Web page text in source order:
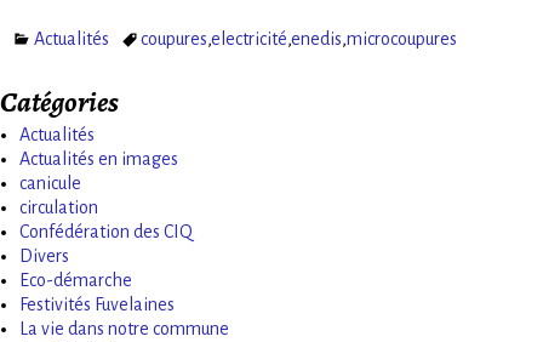
Actualités coupures,electricité,enedis,microcoupures
Catégories
Actualités
Actualités en images
canicule
circulation
Confédération des CIQ
Divers
Eco-démarche
Festivités Fuvelaines
La vie dans notre commune